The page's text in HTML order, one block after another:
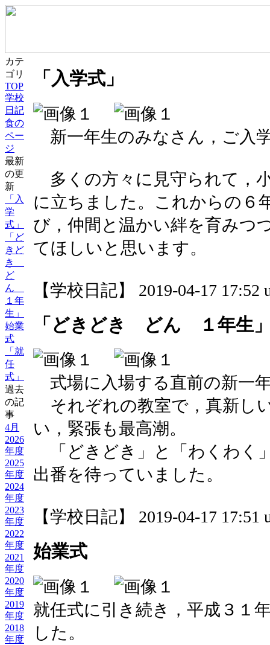
カテ
ゴリ
TOP
学校
日記
食の
ペー
ジ
最新
の更
新
「入
学
式」
「ど
きど
き
ど
ん
１年
生」
始業
式
「就
任
式」
過去
の記
事
4月
2026
年度
2025
年度
2024
年度
2023
年度
2022
年度
2021
年度
2020
年度
2019
年度
2018
年度
「入学式」
新一年生のみなさん，ご入
多くの方々に見守られて，
に立ちました。これからの６
び，仲間と温かい絆を育みつ
てほしいと思います。
【学校日記】 2019-04-17 17:52
「どきどき どん １年生
式場に入場する直前の新一
それぞれの教室で，真新し
い，緊張も最高潮。
「どきどき」と「わくわく
出番を待っていました。
【学校日記】 2019-04-17 17:51
始業式
就任式に引き続き，平成３１
した。